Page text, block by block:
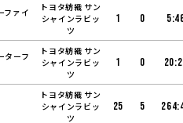
ァイ
トヨタ紡織 サン
シャインラビッ
ツ
1 0
ーフ
トヨタ紡織 サン
シャインラビッ
ツ
1 0
トヨタ紡織 サン
シャインラビッ
ツ
25 5